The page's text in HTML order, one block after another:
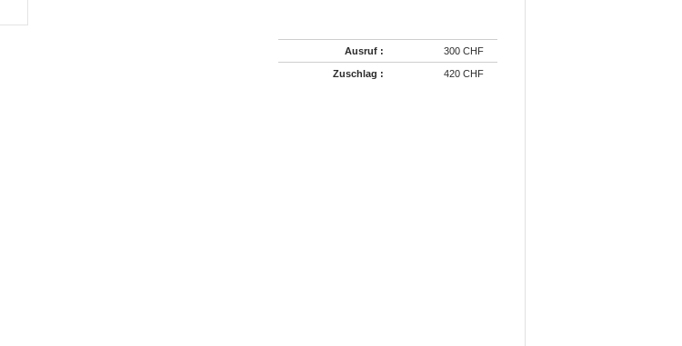
Ausruf : 300 CHF
Zuschlag : 420 CHF